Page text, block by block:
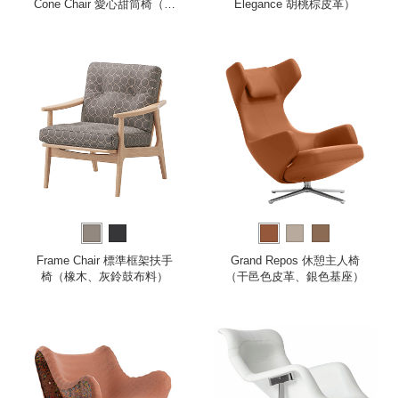
Cone Chair 愛心甜筒椅（雙
Elegance 胡桃棕皮革）
Frame Chair 標準框架扶手
椅（橡木、灰鈴鼓布料）
Grand Repos 休憩主人椅
（干邑色皮革、銀色基座）